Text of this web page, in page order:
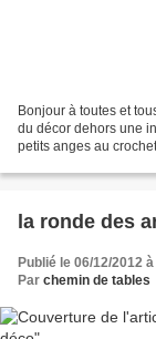
Bonjour à toutes et
du décor dehors une
petits anges au
la ronde des
Publié le 06/12/2012
Par chemin de tables